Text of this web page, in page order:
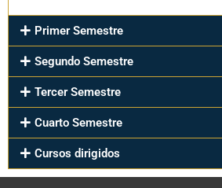
Primer Semestre
Segundo Semestre
Tercer Semestre
Cuarto Semestre
Cursos dirigidos